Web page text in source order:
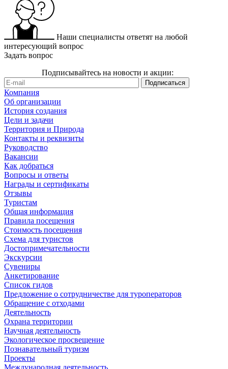
Наши специалисты ответят на любой
интересующий вопрос
Задать вопрос
Подписывайтесь на новости и акции:
Компания
Об организации
История создания
Цели и задачи
Территория и Природа
Контакты и реквизиты
Руководство
Вакансии
Как добраться
Вопросы и ответы
Награды и сертификаты
Отзывы
Туристам
Общая информация
Правила посещения
Стоимость посещения
Схема для туристов
Достопримечательности
Экскурсии
Сувениры
Анкетирование
Список гидов
Предложение о сотрудничестве для туроператоров
Обращение с отходами
Деятельность
Охрана территории
Научная деятельность
Экологическое просвещение
Познавательный туризм
Проекты
Международная деятельность